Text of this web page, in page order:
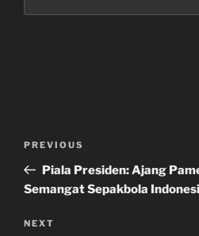
Previous
Post
PREVIOUS
Piala Presiden: Ajang
Semangat Sepakbola
Next
NEXT